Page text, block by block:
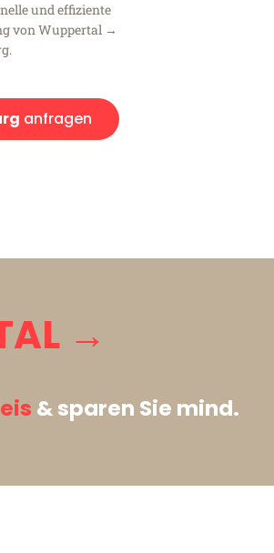
und effiziente
von Wuppertal →
anfragen
→
& sparen Sie mind.